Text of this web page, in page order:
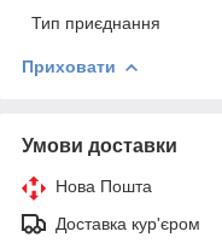
Тип приєднання
Приховати
Умови доставки
Нова Пошта
Доставка кур'єром